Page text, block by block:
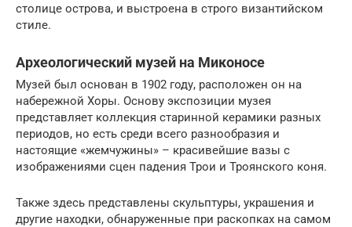
столице острова, и выстроена в строго византийском
стиле.
Археологический музей на Миконосе
Музей был основан в 1902 году, расположен он на
набережной Хоры. Основу экспозиции музея
представляет коллекция старинной керамики разных
периодов, но есть среди всего разнообразия и
настоящие «жемчужины» – красивейшие вазы с
изображениями сцен падения Трои и Троянского коня.
Также здесь представлены скульптуры, украшения и
другие находки, обнаруженные при раскопках на самом